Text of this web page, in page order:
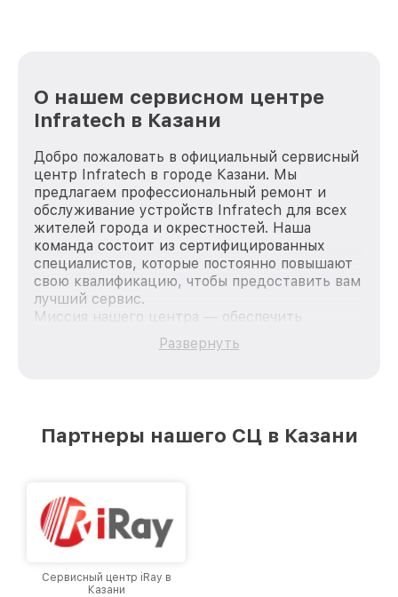
О нашем сервисном центре
Infratech в Казани
Добро пожаловать в официальный сервисный
центр Infratech в городе Казани. Мы
предлагаем профессиональный ремонт и
обслуживание устройств Infratech для всех
жителей города и окрестностей. Наша
команда состоит из сертифицированных
специалистов, которые постоянно повышают
свою квалификацию, чтобы предоставить вам
лучший сервис.
Миссия нашего центра — обеспечить
качественный и доступный ремонт для
каждого пользователя продукции Infratech,
лучшим сервисным центром Infratech в
Развернуть
Партнеры нашего СЦ в Казани
Сервисный центр iRay в
Казани